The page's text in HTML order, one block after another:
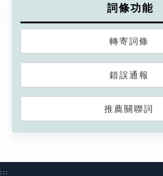
詞條功能
轉寄詞條
錯誤通報
推薦關聯詞
:::